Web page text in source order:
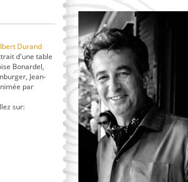
Durand
d'une table
Bonardel,
Jean-
par
sur: